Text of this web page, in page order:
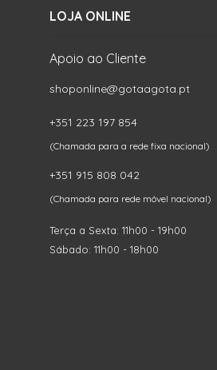
LOJA ONLINE
Apoio ao Cliente
shoponline@gotaagota.pt
+351 223 197 854
(Chamada para a rede fixa nacional)
+351 915 808 042
(Chamada para rede móvel nacional)
Terça a Sexta: 11h00 - 19h00
Sábado: 11h00 - 18h00